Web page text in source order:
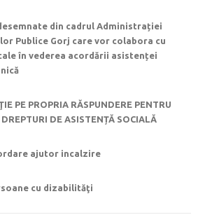
din cadrul Administrației
Publice Gorj care vor colabora cu
în vederea acordării asistenței
PE PROPRIA RĂSPUNDERE PENTRU
DE ASISTENȚĂ SOCIALĂ
ajutor incalzire
cu dizabilităţi